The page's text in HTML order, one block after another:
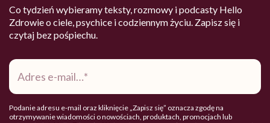
Co tydzień wybieramy teksty, rozmowy i podcasty Hello
Zdrowie o ciele, psychice i codziennym życiu. Zapisz się i
czytaj bez pośpiechu.
Adres
mail*
Podanie adresu e-mail oraz kliknięcie „Zapisz się” oznacza zgodę na
otrzymywanie wiadomości o nowościach, produktach, promocjach lub